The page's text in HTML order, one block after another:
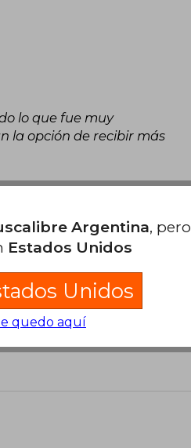
lo que fue muy
la opción de recibir más
evaluación
Argentina, pero
Estados Unidos
Unidos
quedo aquí